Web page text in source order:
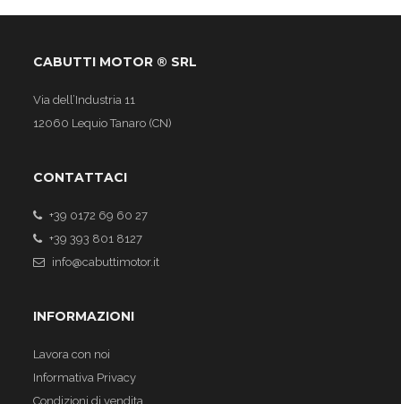
CABUTTI MOTOR ® SRL
Via dell’Industria 11
12060 Lequio Tanaro (CN)
CONTATTACI
+39 0172 69 60 27
+39 393 801 8127
info@cabuttimotor.it
INFORMAZIONI
Lavora con noi
Informativa Privacy
Condizioni di vendita